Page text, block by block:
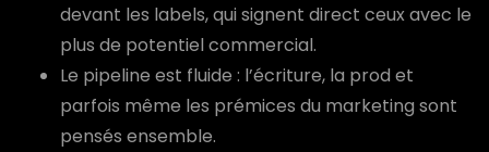
devant les labels, qui signent direct ceux avec le
plus de potentiel commercial.
Le pipeline est fluide : l’écriture, la prod et
parfois même les prémices du marketing sont
pensés ensemble.